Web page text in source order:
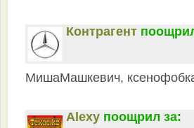
Контрагент
MишаМашкевич,
Alexy поощрил за: